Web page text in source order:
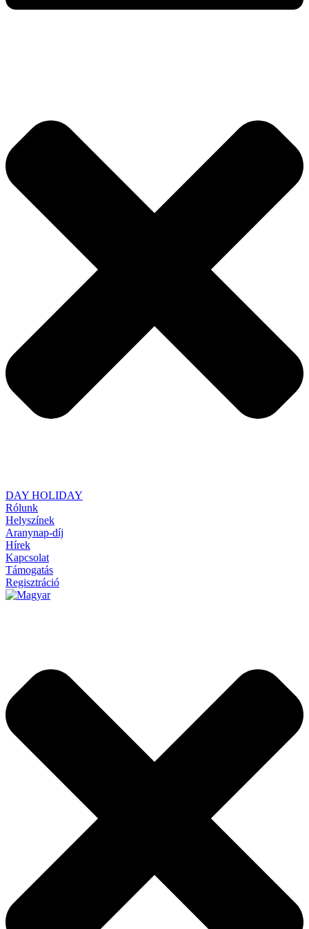
DAY HOLIDAY
Rólunk
Helyszínek
Aranynap-díj
Hírek
Kapcsolat
Támogatás
Regisztráció